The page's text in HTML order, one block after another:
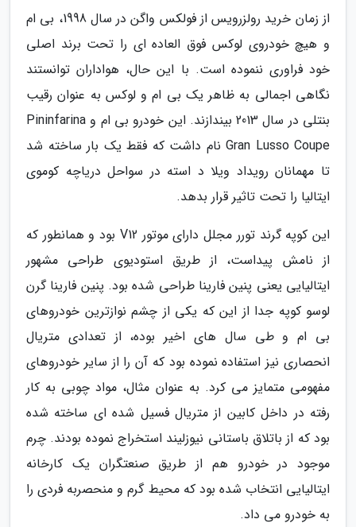
از زمان خرید رولزرویس از فولکس واگن در سال 1998، بی ام
و هیچ خودروی لوکس فوق العاده ای را تحت برند اصلی
خود فراوری ننموده است. با این حال، هواداران توانستند
نگاهی اجمالی به ظاهر یک بی ام و لوکس به عنوان رقیب
بنتلی در سال 2013 بیندازند. این خودرو بی ام و Pininfarina
Gran Lusso Coupe نام داشت که فقط یک بار ساخته شد
تا مهمانان رویداد ویلا د استه در سواحل دریاچه کوموی
ایتالیا را تحت تاثیر قرار بدهد.
این کوپه گرند تورر مجلل دارای موتور V12 بود و همانطور که
از نامش پیداست، از طریق استودیوی طراحی مشهور
ایتالیایی یعنی پنین فارینا طراحی شده بود. پنین فارینا گرن
لوسو کوپه جدا از این که یکی از چشم نوازترین خودروهای
بی ام و طی سال های اخیر بوده، از تعدادی متریال
انحصاری نیز استفاده نموده بود که آن را از سایر خودروهای
مفهومی متمایز می کرد. به عنوان مثال، مواد چوبی به کار
رفته در داخل کابین از متریال فسیل شده ای ساخته شده
بود که از باتلاق باستانی نیوزلیند استخراج نموده بودند. چرم
موجود در خودرو هم از طریق صنعتگران یک کارخانه
ایتالیایی انتخاب شده بود که محیط گرم و منحصربه فردی را
به خودرو می داد.